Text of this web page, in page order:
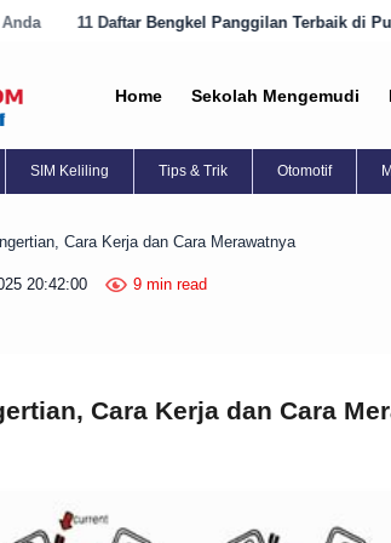
Panggilan Terbaik di Purworejo Sekarang!
Home Sekolah Mengemudi
SIM Keliling Tips & Trik Otomotif
Cara Kerja dan Cara Merawatnya
20:42:00 9 min read
Cara Kerja dan Cara